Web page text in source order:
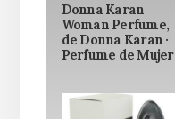
Donna Karan
Woman Perfume,
de Donna Karan ·
Perfume de Mujer